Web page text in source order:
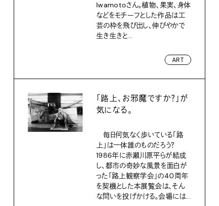
Iwamotoさん。植物、果実、身体
などをモチーフとした作品は工
芸の枠を飛び出し、伸びやかで
生き生きと...
ART
「路上、お邪魔ですか？」が
気になる。
毎日何気なく歩いている「路
上」は一体誰のものだろう？
1986年に赤瀬川原平らが結成
し、都市の奇妙な風景を面白が
った「路上観察学会」の40周年
を契機とした本展覧会は、そん
な問いを投げかける。会場には...